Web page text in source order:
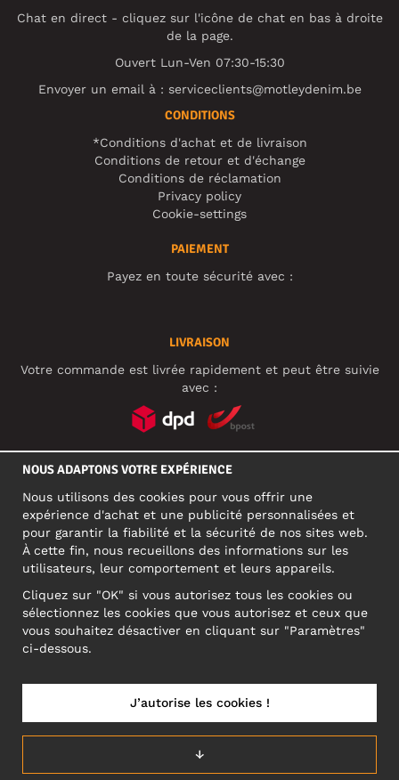
Chat en direct - cliquez sur l'icône de chat en bas à droite
de la page.
Ouvert Lun-Ven 07:30-15:30
Envoyer un email à : serviceclients@motleydenim.be
CONDITIONS
*Conditions d'achat et de livraison
Conditions de retour et d'échange
Conditions de réclamation
Privacy policy
Cookie-settings
PAIEMENT
Payez en toute sécurité avec :
LIVRAISON
Votre commande est livrée rapidement et peut être suivie
avec :
RÉSEAUX SOCIAUX
ADRESSE PROFESSIONNELLE
Motley Denim Europe OÜ
Narva mnt 5, EE-10117 Tallinn
Reg: 12356245
ATTENTION ! N'envoyez pas les retours de produits à cette
adresse !
BELGIUM/FRANÇAIS (BE)
NOUS ADAPTONS VOTRE EXPÉRIENCE
Nous utilisons des cookies pour vous offrir une
expérience d'achat et une publicité personnalisées et
pour garantir la fiabilité et la sécurité de nos sites web.
À cette fin, nous recueillons des informations sur les
utilisateurs, leur comportement et leurs appareils.
Cliquez sur "OK" si vous autorisez tous les cookies ou
sélectionnez les cookies que vous autorisez et ceux que
vous souhaitez désactiver en cliquant sur "Paramètres"
ci-dessous.
↓
J’autorise les cookies !